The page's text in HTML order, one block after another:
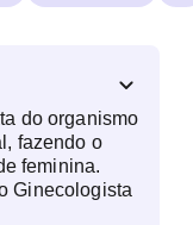
do organismo
fazendo o
feminina.
Ginecologista